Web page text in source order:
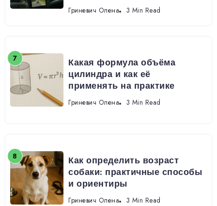
Гриневич Олена 3 Min Read
Какая формула объёма
цилиндра и как её
применять на практике
Гриневич Олена 3 Min Read
Как определить возраст
собаки: практичные способы
и ориентиры
Гриневич Олена 3 Min Read